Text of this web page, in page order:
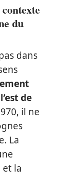
du
dans
de
il ne
La
la